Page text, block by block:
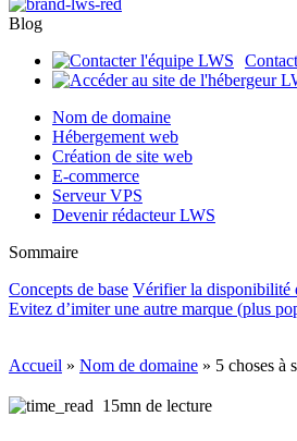
Blog
Nom de domaine
Hébergement web
Création de site web
E-commerce
Serveur VPS
Devenir rédacteur LWS
Sommaire
Concepts de base Vérifier la disponibilité
Evitez d’imiter une autre marque (plus
Accueil » Nom de domaine » 5 choses à
15mn de lecture